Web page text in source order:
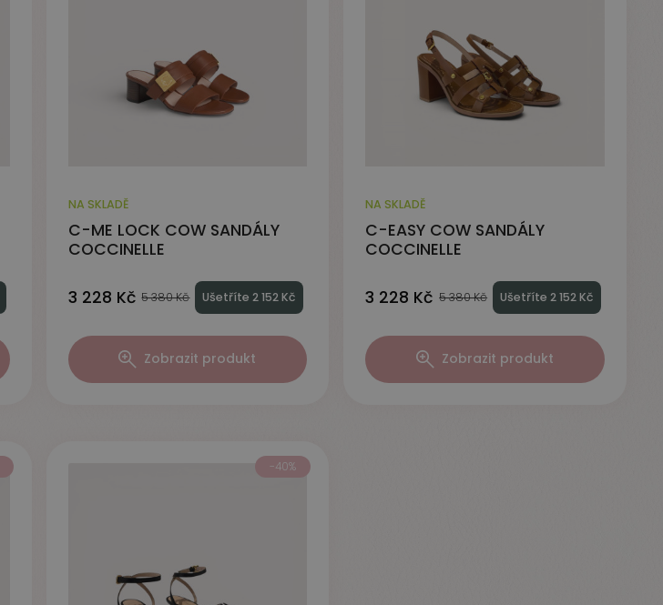
NA SKLADĚ
C-ME LOCK COW SANDÁLY
COCCINELLE
3 228 Kč 5 380 Kč Ušetříte 2 152 Kč
Zobrazit produkt
NA SKLADĚ
C-EASY COW SANDÁLY
COCCINELLE
3 228 Kč 5 380 Kč Ušetříte 2 152 Kč
Zobrazit produkt
-40%